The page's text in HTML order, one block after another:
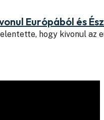
Európából és
hogy kivonul az